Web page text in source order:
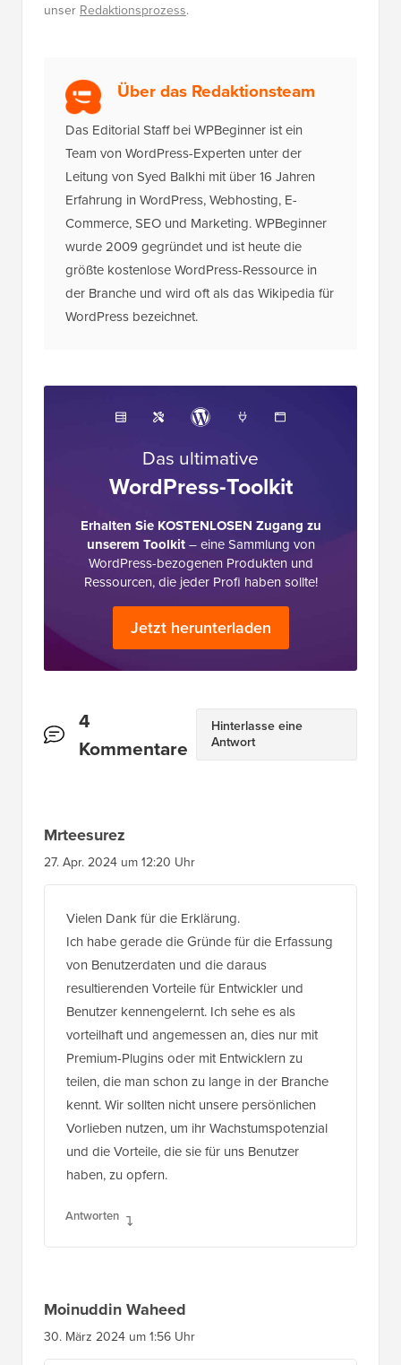
unserRedaktionsprozess.
Über das Redaktionsteam
Das Editorial Staff bei WPBeginner ist ein
Team von WordPress-Experten unter der
Leitung von Syed Balkhi mit über 16 Jahren
Erfahrung in WordPress, Webhosting, E-
Commerce, SEO und Marketing. WPBeginner
wurde 2009 gegründet und ist heute die
größte kostenlose WordPress-Ressource in
der Branche und wird oft als das Wikipedia für
WordPress bezeichnet.
Das ultimative
WordPress-Toolkit
Erhalten Sie KOSTENLOSEN Zugang zu
unserem Toolkit– eine Sammlung von
WordPress-bezogenen Produkten und
Ressourcen, die jeder Profi haben sollte!
Jetzt herunterladen
Leserinteraktionen
4
Kommentare
Hinterlasse eine
Antwort
Mrteesurez
27. Apr. 2024 um 12:20 Uhr
Vielen Dank für die Erklärung.
Ich habe gerade die Gründe für die Erfassung
von Benutzerdaten und die daraus
resultierenden Vorteile für Entwickler und
Benutzer kennengelernt. Ich sehe es als
vorteilhaft und angemessen an, dies nur mit
Premium-Plugins oder mit Entwicklern zu
teilen, die man schon zu lange in der Branche
kennt. Wir sollten nicht unsere persönlichen
Vorlieben nutzen, um ihr Wachstumspotenzial
und die Vorteile, die sie für uns Benutzer
haben, zu opfern.
Antworten
Moinuddin Waheed
30. März 2024 um 1:56 Uhr